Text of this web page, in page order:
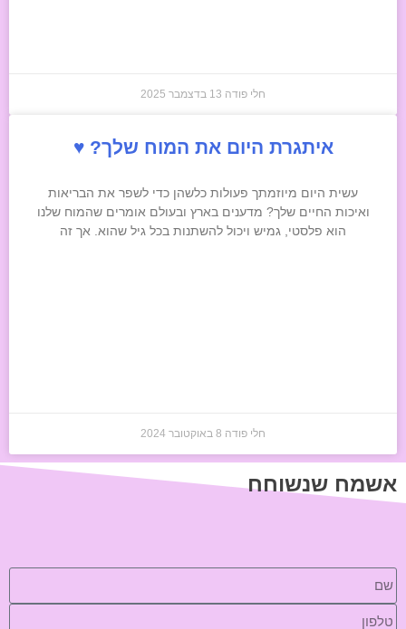
חלי פודה 13 בדצמבר 2025
איתגרת היום את המוח שלך? ♥
עשית היום מיוזמתך פעולות כלשהן כדי לשפר את הבריאות
ואיכות החיים שלך? מדענים בארץ ובעולם אומרים שהמוח שלנו
הוא פלסטי, גמיש ויכול להשתנות בכל גיל שהוא. אך זה
חלי פודה 8 באוקטובר 2024
אשמח שנשוחח